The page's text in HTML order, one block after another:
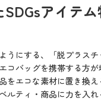
SDGsアイテ
にする、「脱プラス
バッグを携帯する方
をエコな素材に置き換
ティ・商品に力を入